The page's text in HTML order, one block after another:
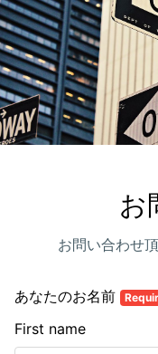
お
お問い合わせ
あなたのお名前
First name